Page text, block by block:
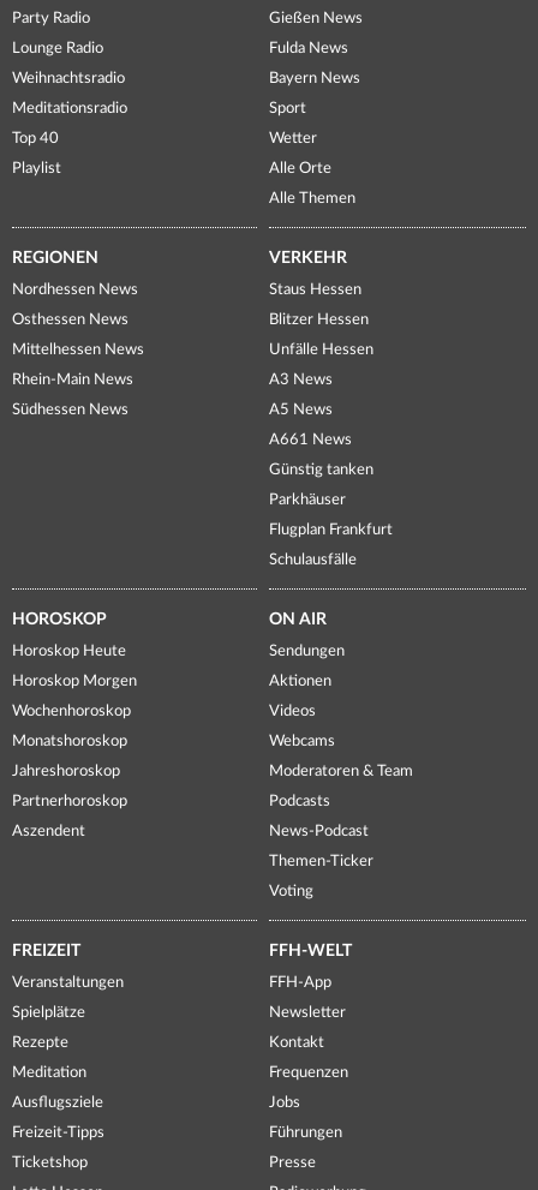
Party Radio
Lounge Radio
Weihnachtsradio
Meditationsradio
Top 40
Playlist
Gießen News
Fulda News
Bayern News
Sport
Wetter
Alle Orte
Alle Themen
REGIONEN
Nordhessen News
Osthessen News
Mittelhessen News
Rhein-Main News
Südhessen News
VERKEHR
Staus Hessen
Blitzer Hessen
Unfälle Hessen
A3 News
A5 News
A661 News
Günstig tanken
Parkhäuser
Flugplan Frankfurt
Schulausfälle
HOROSKOP
Horoskop Heute
Horoskop Morgen
Wochenhoroskop
Monatshoroskop
Jahreshoroskop
Partnerhoroskop
Aszendent
ON AIR
Sendungen
Aktionen
Videos
Webcams
Moderatoren & Team
Podcasts
News-Podcast
Themen-Ticker
Voting
FREIZEIT
Veranstaltungen
Spielplätze
Rezepte
Meditation
Ausflugsziele
Freizeit-Tipps
Ticketshop
FFH-WELT
FFH-App
Newsletter
Kontakt
Frequenzen
Jobs
Führungen
Presse